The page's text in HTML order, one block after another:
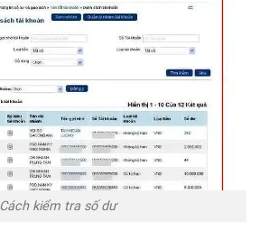
Cách kiểm tra số dư